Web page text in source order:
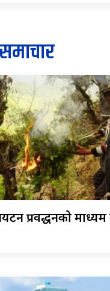
प्रवर्द्धनको